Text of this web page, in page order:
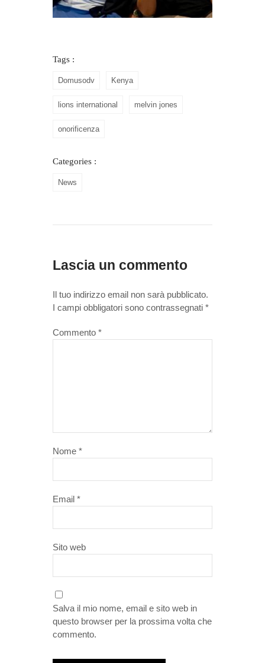
Tags :
Domusodv Kenya
lions international melvin jones
onorificenza
Categories :
News
Lascia un commento
Il tuo indirizzo email non sarà pubblicato.
I campi obbligatori sono contrassegnati *
Commento *
Nome *
Email *
Sito web
Salva il mio nome, email e sito web in
questo browser per la prossima volta che
commento.